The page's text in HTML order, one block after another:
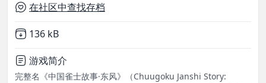
在社区中查找存档
Not downloaded
136 kB
游戏简介
完整名《中国雀士故事·东风》（Chuugoku Janshi Story: